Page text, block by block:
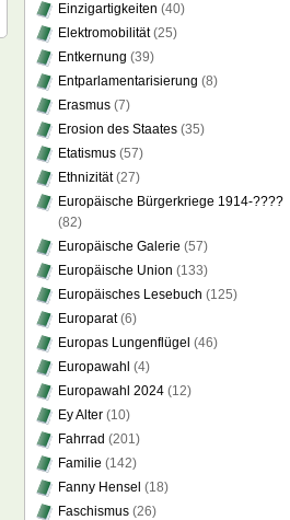
Einzigartigkeiten (40)
Elektromobilität(25)
Entkernung (39)
Entparlamentarisierung (8)
Erasmus (7)
Erosion des Staates (35)
Etatismus (57)
Ethnizität(27)
Europäische Bürgerkriege 1914-????
(82)
Europäische Galerie (57)
Europäische Union (133)
Europäisches Lesebuch (125)
Europarat(6)
Europas Lungenflügel (46)
Europawahl (4)
Europawahl 2024 (12)
Ey Alter (10)
Fahrrad (201)
Familie (142)
Fanny Hensel (18)
Faschismus (26)